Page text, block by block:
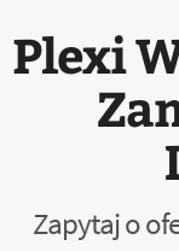
Plexi
Zapytaj o